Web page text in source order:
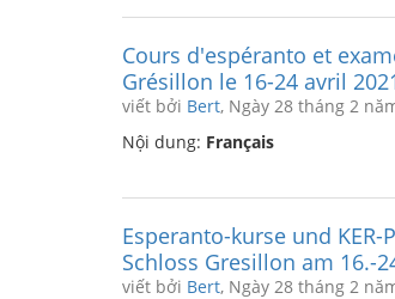
Cours d'espéranto et
Grésillon le 16-24 avril
viết bởi Bert, Ngày 28 tháng 2
Nội dung: Français
Esperanto-kurse und
Schloss Gresillon am 16.-
viết bởi Bert, Ngày 28 tháng 2